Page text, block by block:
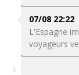
07/08 22:22
L'Espagne
voyageurs